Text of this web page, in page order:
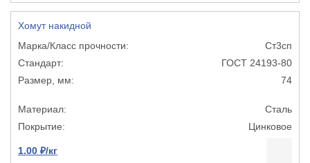
Хомут накидной
Ст3сп
ГОСТ 24193-80
74
Сталь
Цинковое
1.00 ₽/кг